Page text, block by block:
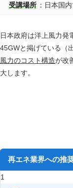
受講場所 ：日本国
日本政府は洋上風力発
45GWと掲げている（
風力のコスト構造が改
大します。
再エネ業界への推
1